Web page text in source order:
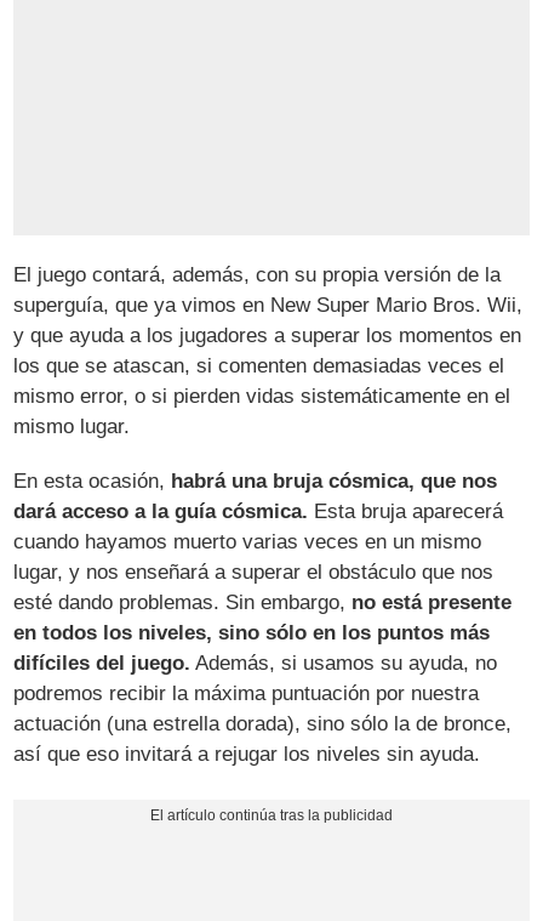
El juego contará, además, con su propia versión de la
superguía, que ya vimos en New Super Mario Bros. Wii,
y que ayuda a los jugadores a superar los momentos en
los que se atascan, si comenten demasiadas veces el
mismo error, o si pierden vidas sistemáticamente en el
mismo lugar.
En esta ocasión, habrá una bruja cósmica, que nos
dará acceso a la guía cósmica. Esta bruja aparecerá
cuando hayamos muerto varias veces en un mismo
lugar, y nos enseñará a superar el obstáculo que nos
esté dando problemas. Sin embargo, no está presente
en todos los niveles, sino sólo en los puntos más
difíciles del juego. Además, si usamos su ayuda, no
podremos recibir la máxima puntuación por nuestra
actuación (una estrella dorada), sino sólo la de bronce,
así que eso invitará a rejugar los niveles sin ayuda.